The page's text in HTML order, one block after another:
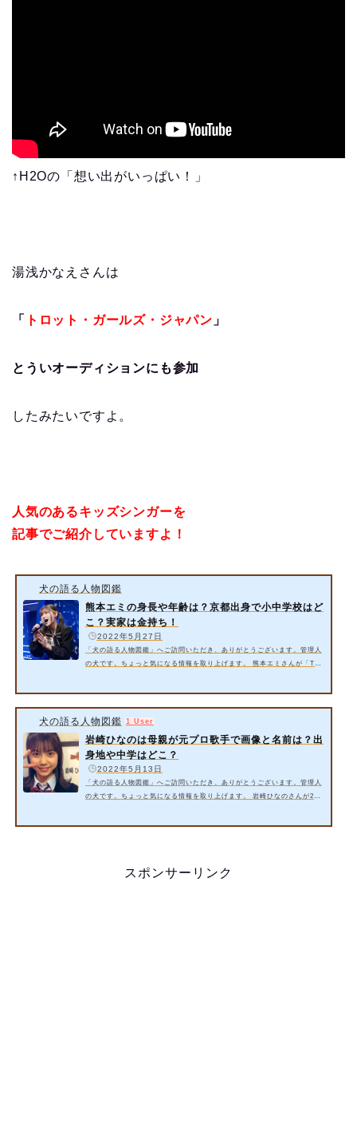
↑H2Oの「想い出がいっぱい！」
湯浅かなえさんは
「 トロット・ガールズ・ジャパン 」
とういオーディションにも参加
したみたいですよ。
人気のあるキッズシンガーを
記事でご紹介していますよ！
犬の語る人物図鑑
熊本エミの身長や年齢は？京都出身で小中学校はど
こ？実家は金持ち！
2022年5月27日
「犬の語る人物図鑑」へご訪問いただき、ありがとうございます。管理人
の犬です。ちょっと気になる情報を取り上げます。 熊本エミさんが「TH
す。 熊本エミさんの身長や年齢とかわいい画像とは？【カラオケバト
ミさんの実家はお金持ちで…
犬の語る人物図鑑 1 User
岩崎ひなのは母親が元プロ歌手で画像と名前は？出
身地や中学はどこ？
2022年5月13日
「犬の語る人物図鑑」へご訪問いただき、ありがとうございます。管理人
の犬です。ちょっと気になる情報を取り上げます。 岩崎ひなのさんが202
サーリンク …スポンサーリンク